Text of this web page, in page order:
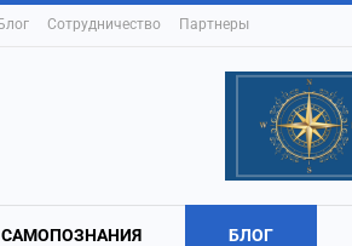
Блог Сотрудничество Партнеры
БЛОГ